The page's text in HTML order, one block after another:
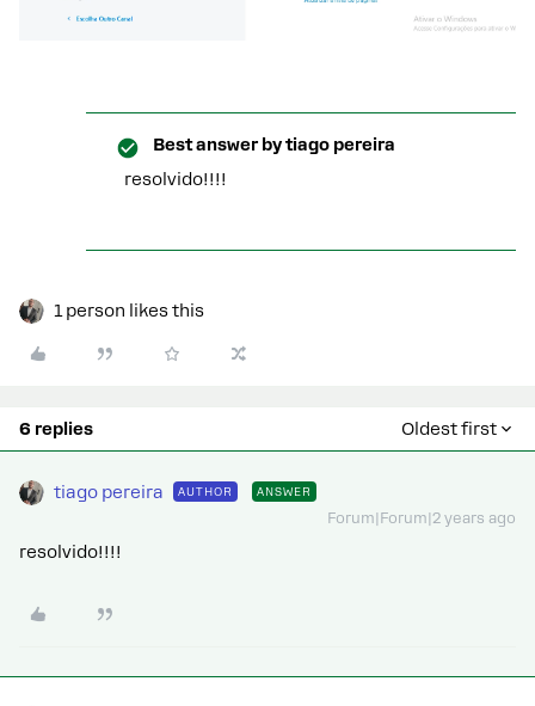
Best answer bytiago pereira
resolvido!!!!
1 person likes this
6 replies Oldest first
tiago pereira AUTHOR ANSWER
Forum|Forum|2 years ago
resolvido!!!!